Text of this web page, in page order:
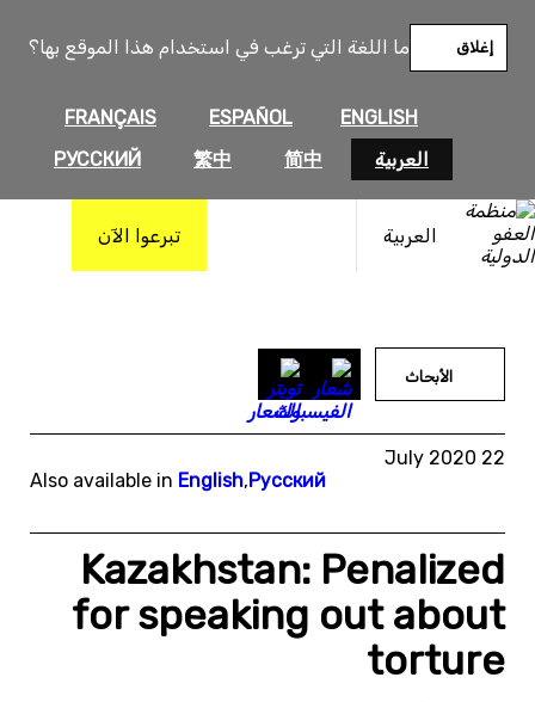
ما اللغة التي ترغب في استخدام هذا الموقع بها؟
ENGLISH
ESPAÑOL
FRANÇAIS
العربية
简中
繁中
РУССКИЙ
إغلاق
العربية تبرعوا الآن
المحتوى
الأبحاث
22 July 2020
Also available in English,Русский
Kazakhstan: Penalized
for speaking out about
torture